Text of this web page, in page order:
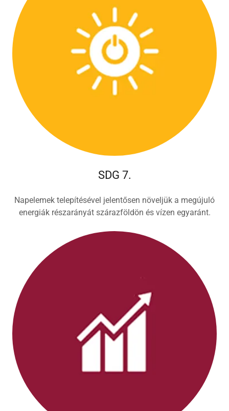
SDG 7.
Napelemek telepítésével jelentősen növeljük a megújuló
energiák részarányát szárazföldön és vízen egyaránt.